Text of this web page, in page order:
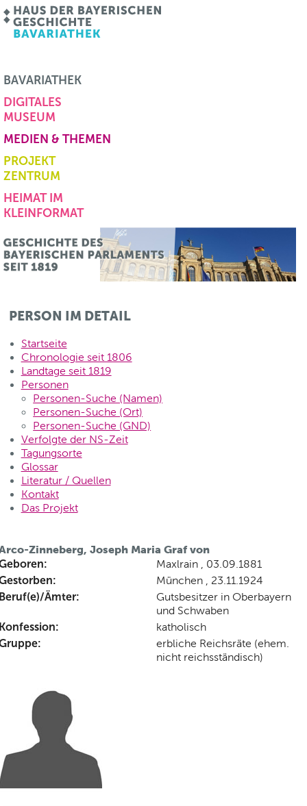
BAVARIATHEK
DIGITALES
MUSEUM
MEDIEN & THEMEN
PROJEKT
ZENTRUM
HEIMAT IM
KLEINFORMAT
PERSON IM DETAIL
Startseite
Chronologie seit 1806
Landtage seit 1819
Personen
Personen-Suche (Namen)
Personen-Suche (Ort)
Personen-Suche (GND)
Verfolgte der NS-Zeit
Tagungsorte
Glossar
Literatur / Quellen
Kontakt
Das Projekt
Zinneberg, Joseph Maria Graf von
Maxlrain , 03.09.1881
München , 23.11.1924
Ämter:
Gutsbesitzer in Oberbayern
und Schwaben
katholisch
erbliche Reichsräte (ehem.
nicht reichsständisch)